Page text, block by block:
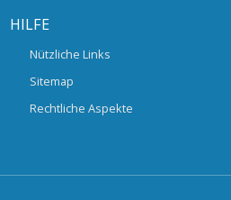
HILFE
Nützliche Links
Sitemap
Rechtliche Aspekte